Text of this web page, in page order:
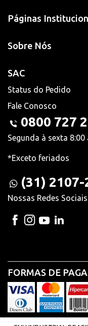
Páginas
Sobre Nós
SAC
Status do Pedido
Fale Conosco
0800 727
Segunda à sexta 8:00
*Exceto feriados
(31) 2107-
Nossas Redes Sociais
FORMAS DE